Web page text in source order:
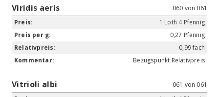
Viridis aeris
060 von 061
1 Loth 4 Pfennig
0,27 Pfennig
0,99 fach
Bezugspunkt Relativpreis
Vitrioli albi
061 von 061